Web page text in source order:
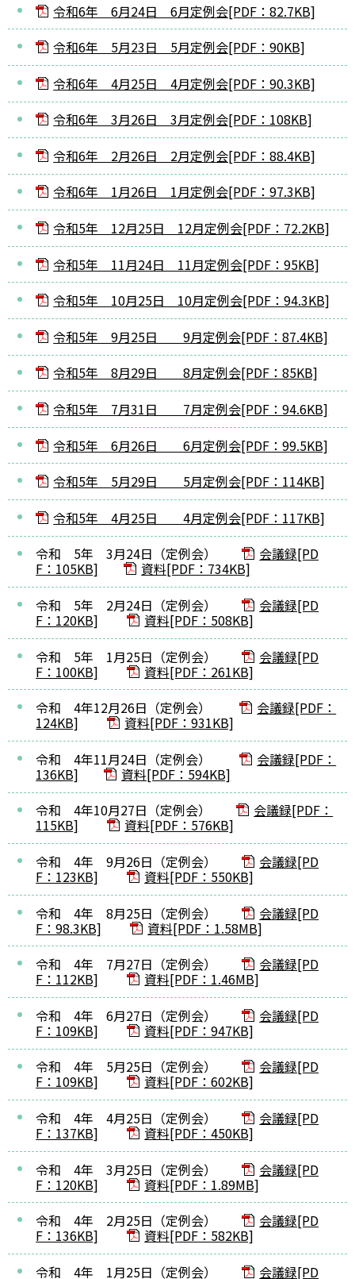
令和6年 6月24日 6月定例会[PDF：82.7KB]
令和6年 5月23日 5月定例会[PDF：90KB]
令和6年 4月25日 4月定例会[PDF：90.3KB]
令和6年 3月26日 3月定例会[PDF：108KB]
令和6年 2月26日 2月定例会[PDF：88.4KB]
令和6年 1月26日 1月定例会[PDF：97.3KB]
令和5年 12月25日 12月定例会[PDF：72.2KB]
令和5年 11月24日 11月定例会[PDF：95KB]
令和5年 10月25日 10月定例会[PDF：94.3KB]
令和5年 9月25日 9月定例会[PDF：87.4KB]
令和5年 8月29日 8月定例会[PDF：85KB]
令和5年 7月31日 7月定例会[PDF：94.6KB]
令和5年 6月26日 6月定例会[PDF：99.5KB]
令和5年 5月29日 5月定例会[PDF：114KB]
令和5年 4月25日 4月定例会[PDF：117KB]
令和 5年 3月24日（定例会）
会議録[PD
F：105KB]
資料[PDF：734KB]
令和 5年 2月24日（定例会）
会議録[PD
F：120KB]
資料[PDF：508KB]
令和 5年 1月25日（定例会）
会議録[PD
F：100KB]
資料[PDF：261KB]
令和 4年12月26日（定例会）
会議録[PDF：
124KB]
資料[PDF：931KB]
令和 4年11月24日（定例会）
会議録[PDF：
136KB]
資料[PDF：594KB]
令和 4年10月27日（定例会）
会議録[PDF：
115KB]
資料[PDF：576KB]
令和 4年 9月26日（定例会）
会議録[PD
F：123KB]
資料[PDF：550KB]
令和 4年 8月25日（定例会）
会議録[PD
F：98.3KB]
資料[PDF：1.58MB]
令和 4年 7月27日（定例会）
会議録[PD
F：112KB]
資料[PDF：1.46MB]
令和 4年 6月27日（定例会）
会議録[PD
F：109KB]
資料[PDF：947KB]
令和 4年 5月25日（定例会）
会議録[PD
F：109KB]
資料[PDF：602KB]
令和 4年 4月25日（定例会）
会議録[PD
F：137KB]
資料[PDF：450KB]
令和 4年 3月25日（定例会）
会議録[PD
F：120KB]
資料[PDF：1.89MB]
令和 4年 2月25日（定例会）
会議録[PD
F：136KB]
資料[PDF：582KB]
令和 4年 1月25日（定例会）
会議録[PD